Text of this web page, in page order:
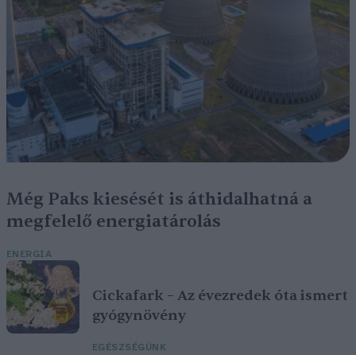
Még Paks kiesését is áthidalhatná a
megfelelő energiatárolás
ENERGIA
Cickafark – Az évezredek óta ismert
gyógynövény
EGÉSZSÉGÜNK